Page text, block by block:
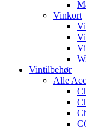
Vinkort
Vintilbehør
Alle